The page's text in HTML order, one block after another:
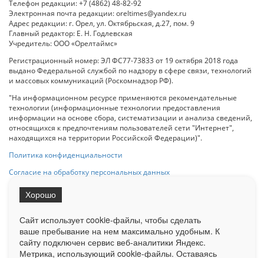
Телефон редакции: +7 (4862) 48-82-92
Электронная почта редакции: oreltimes@yandex.ru
Адрес редакции: г. Орел, ул. Октябрьская, д.27, пом. 9
Главный редактор: Е. Н. Годлевская
Учредитель: ООО «Орелтаймс»
Регистрационный номер: ЭЛ ФС77-73833 от 19 октября 2018 года
выдано Федеральной службой по надзору в сфере связи, технологий
и массовых коммуникаций (Роскомнадзор РФ).
"На информационном ресурсе применяются рекомендательные
технологии (информационные технологии предоставления
информации на основе сбора, систематизации и анализа сведений,
относящихся к предпочтениям пользователей сети "Интернет",
находящихся на территории Российской Федерации)".
Политика конфиденциальности
Согласие на обработку персональных данных
на Сетевое издание «ОрелТаймс» обязательна.
Ограниченная статистика посещаемости доступна на сайте
Liveinternet.ru . Подробная статистика для рекламодателей по запросу
Сайт использует cookie-файлы, чтобы сделать
ваше пребывание на нем максимально удобным. К
cайту подключен сервис веб-аналитики Яндекс.
Метрика, использующий cookie-файлы. Оставаясь
Хорошо